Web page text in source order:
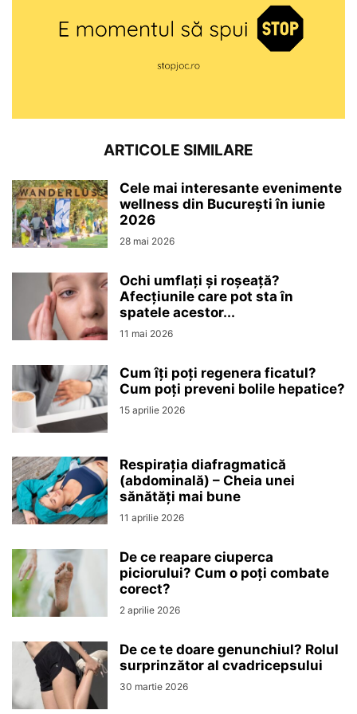
ARTICOLE SIMILARE
Cele mai interesante evenimente
wellness din București în iunie
2026
28 mai 2026
Ochi umflați și roșeață?
Afecțiunile care pot sta în
spatele acestor...
11 mai 2026
Cum îți poți regenera ficatul?
Cum poți preveni bolile hepatice?
15 aprilie 2026
Respirația diafragmatică
(abdominală) – Cheia unei
sănătăți mai bune
11 aprilie 2026
De ce reapare ciuperca
piciorului? Cum o poți combate
corect?
2 aprilie 2026
De ce te doare genunchiul? Rolul
surprinzător al cvadricepsului
30 martie 2026